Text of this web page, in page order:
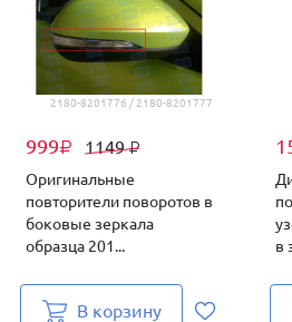
2180-8201776 / 2180-8201777
999₽ 1149₽
Оригинальные
повторители поворотов в
боковые зеркала
образца 201...
В корзину
в